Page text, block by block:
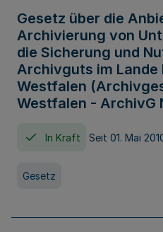
Gesetz über die
Archivierung von
die Sicherung und
Archivguts im Lande
Westfalen
Westfalen - ArchivG
In Kraft Seit 01. Mai
Gesetz